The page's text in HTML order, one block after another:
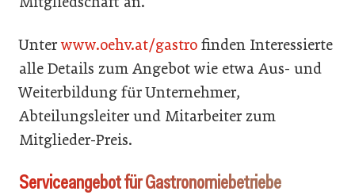
Unterwww.oehv.at/gastro finden Interessierte
alle Details zum Angebot wie etwa Aus- und
Weiterbildung für Unternehmer,
Abteilungsleiter und Mitarbeiter zum
Mitglieder-Preis.
Serviceangebot für Gastronomiebetriebe